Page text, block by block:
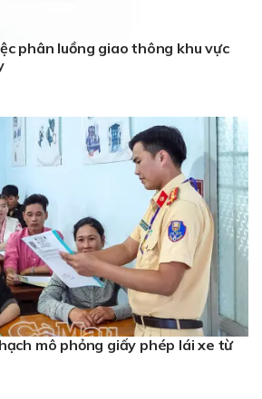
phân luồng giao thông khu vực
mô phỏng giấy phép lái xe từ